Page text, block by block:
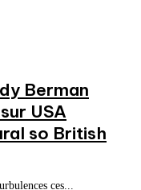
Berman
USA
so British
ces...